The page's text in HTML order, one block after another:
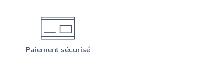
Paiement sécurisé